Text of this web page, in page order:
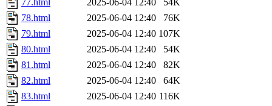
77.html
2025-06-04 12:40
54K
78.html
2025-06-04 12:40
76K
79.html
2025-06-04 12:40 107K
80.html
2025-06-04 12:40
54K
81.html
2025-06-04 12:40
82K
82.html
2025-06-04 12:40
64K
83.html
2025-06-04 12:40 116K